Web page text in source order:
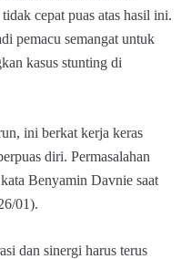
cepat puas atas hasil ini.
pemacu semangat untuk
kasus stunting di
ini berkat kerja keras
diri. Permasalahan
Benyamin Davnie saat
01).
dan sinergi harus terus